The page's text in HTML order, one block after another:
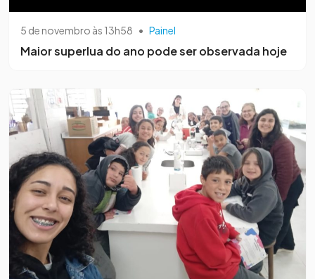
5 de novembro às 13h58 • Painel
Maior superlua do ano pode ser observada hoje